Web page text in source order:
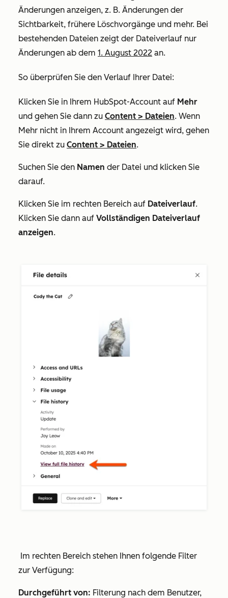
Änderungen anzeigen, z. B. Änderungen der
Sichtbarkeit, frühere Löschvorgänge und mehr. Bei
bestehenden Dateien zeigt der Dateiverlauf nur
Änderungen ab dem 1. August 2022 an.
So überprüfen Sie den Verlauf Ihrer Datei:
Klicken Sie in Ihrem HubSpot-Account auf Mehr
und gehen Sie dann zu Content > Dateien. Wenn
Mehr nicht in Ihrem Account angezeigt wird, gehen
Sie direkt zu Content > Dateien.
Suchen Sie den Namen der Datei und klicken Sie
darauf.
Klicken Sie im rechten Bereich auf Dateiverlauf.
Klicken Sie dann auf Vollständigen Dateiverlauf
anzeigen.
Im rechten Bereich stehen Ihnen folgende Filter
zur Verfügung:
Durchgeführt von: Filterung nach dem Benutzer,